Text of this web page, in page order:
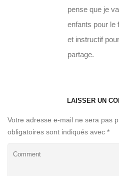
pense que je
enfants pour le
et instructif
partage.
LAISSER UN
Votre adresse e-mail ne sera pas
obligatoires sont indiqués avec *